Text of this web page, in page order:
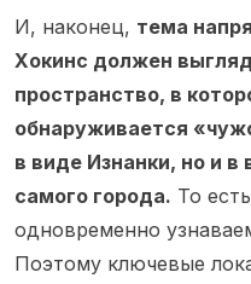
И, наконец, тема
Хокинс должен
пространство, в
обнаруживается
в виде Изнанки, но и в
самого города. То
одновременно
Поэтому ключевые